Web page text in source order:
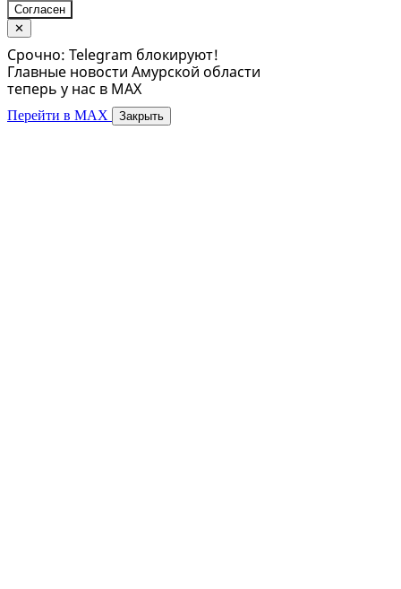
Согласен
✕
Срочно: Telegram блокируют!
Главные новости Амурской области
теперь у нас в MAX
Перейти в MAX Закрыть